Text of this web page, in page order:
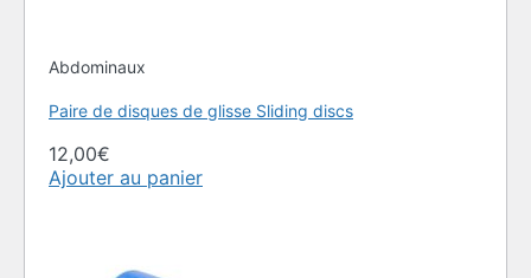
Abdominaux
Paire de disques de glisse Sliding discs
12,00€
Ajouter au panier